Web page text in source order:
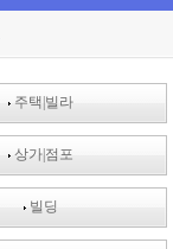
주택|빌라
상가|점포
빌딩